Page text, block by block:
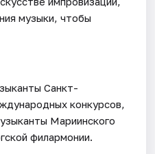
музыки, чтобы
Санкт-
конкурсов,
Мариинского
филармонии.